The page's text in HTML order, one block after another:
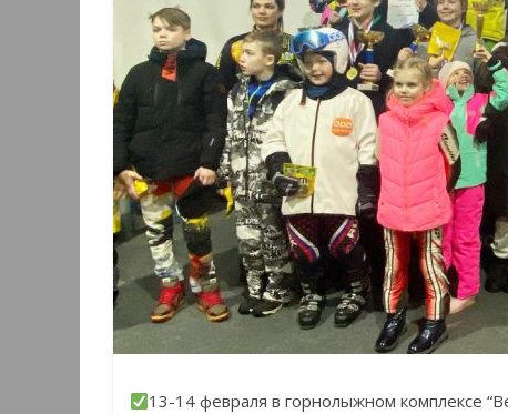
13-14 февраля в горнолыжном комплексе